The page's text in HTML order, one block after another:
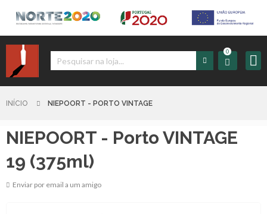
0
Sessão
Sign
Carrinho
INÍCIO NIEPOORT - PORTO VINTAGE
NIEPOORT - Porto VINTAGE
19 (375ml)
Enviar por email a um amigo